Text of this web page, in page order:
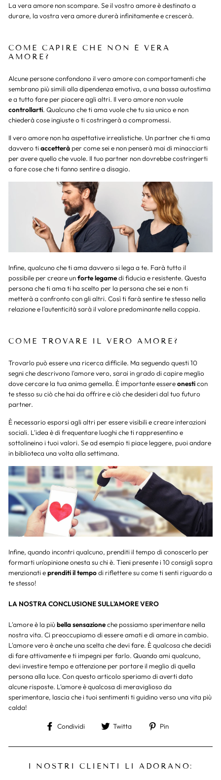
La vera amore non scompare. Se il vostro amore è destinato a
durare, la vostra vera amore durerà infinitamente e crescerà.
COME CAPIRE CHE NON È VERA
AMORE?
Alcune persone confondono il vero amore con comportamenti che
sembrano più simili alla dipendenza emotiva, a una bassa autostima
e a tutto fare per piacere agli altri. Il vero amore non vuole
controllarti. Qualcuno che ti ama vuole che tu sia unico e non
chiederà cose ingiuste o ti costringerà a compromessi.
Il vero amore non ha aspettative irrealistiche. Un partner che ti ama
davvero ti accetterà per come sei e non penserà mai di minacciarti
per avere quello che vuole. Il tuo partner non dovrebbe costringerti
a fare cose che ti fanno sentire a disagio.
Infine, qualcuno che ti ama davvero si lega a te. Farà tutto il
possibile per creare unforte legamedi fiducia e resistente. Questa
persona che ti ama ti ha scelto per la persona che sei e non ti
metterà a confronto con gli altri. Così ti farà sentire te stesso nella
relazione e l'autenticità sarà il valore predominante nella coppia.
COME TROVARE IL VERO AMORE?
Trovarlo può essere una ricerca difficile. Ma seguendo questi 10
segni che descrivono l'amore vero, sarai in grado di capire meglio
dove cercare la tua anima gemella. È importante essereonesticon
te stesso su ciò che hai da offrire e ciò che desideri dal tuo futuro
partner.
È necessario esporsi agli altri per essere visibili e creare interazioni
sociali. L'idea è di frequentare luoghi che ti rappresentino e
sottolineino i tuoi valori. Se ad esempio ti piace leggere, puoi andare
in biblioteca una volta alla settimana.
Infine, quando incontri qualcuno, prenditi il tempo di conoscerlo per
formarti un'opinione onesta su chi è. Tieni presente i 10 consigli sopra
menzionati eprenditi il tempodi riflettere su come ti senti riguardo a
te stesso!
LA NOSTRA CONCLUSIONE SULL'AMORE VERO
L'amore è la piùbella sensazioneche possiamo sperimentare nella
nostra vita. Ci preoccupiamo di essere amati e di amare in cambio.
L'amore vero è anche una scelta che devi fare. È qualcosa che decidi
di fare attivamente e ti impegni per farlo. Quando ami qualcuno,
devi investire tempo e attenzione per portare il meglio di quella
persona alla luce. Con questo articolo speriamo di averti dato
alcune risposte. L'amore è qualcosa di meraviglioso da
sperimentare, lascia che i tuoi sentimenti ti guidino verso una vita più
calda!
Condividi
Condividi
Facebook
Twitta
Twitta
Twitter
Pin
Pinterest
I NOSTRI CLIENTI LI ADORANO: